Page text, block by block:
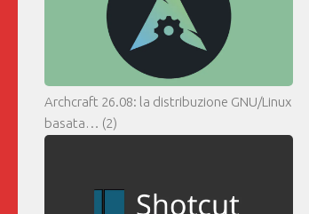
Archcraft 26.08: la distribuzione GNU/Linux
basata… (2)